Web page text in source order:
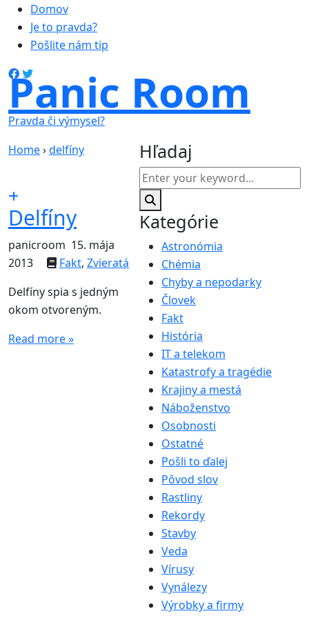
Domov
Je to pravda?
Pošlite nám tip
Panic Room
Pravda či výmysel?
Home›delfíny
Delfíny
panicroom 15. mája
2013
Fakt, Zvieratá
Delfíny spia s jedným
okom otvoreným.
Read more »
Hľadaj
Kategórie
Astronómia
Chémia
Chyby a nepodarky
Človek
Fakt
História
IT a telekom
Katastrofy a tragédie
Krajiny a mestá
Náboženstvo
Osobnosti
Ostatné
Pošli to ďalej
Pôvod slov
Rastliny
Rekordy
Stavby
Veda
Vírusy
Vynálezy
Výrobky a firmy